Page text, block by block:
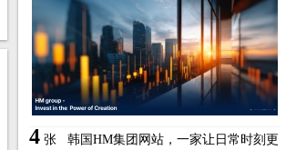
4 张 韩国HM集团网站，一家让日常时刻更